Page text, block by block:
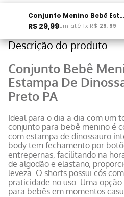
Conjunto Menino Bebê Estampado Verde E Preto PA
R$ 29,99Em até 1x R$ 29,99
Descrição do produto
Conjunto Bebê
Estampa De
Preto PA
Ideal para o dia a dia com um
conjunto para bebê menino é
com estampa de dinossauro
body tem fechamento por
entrepernas, facilitando na
de algodão e elastano,
leveza. O shorts possui cós
praticidade no uso. Uma
para bebês em momentos